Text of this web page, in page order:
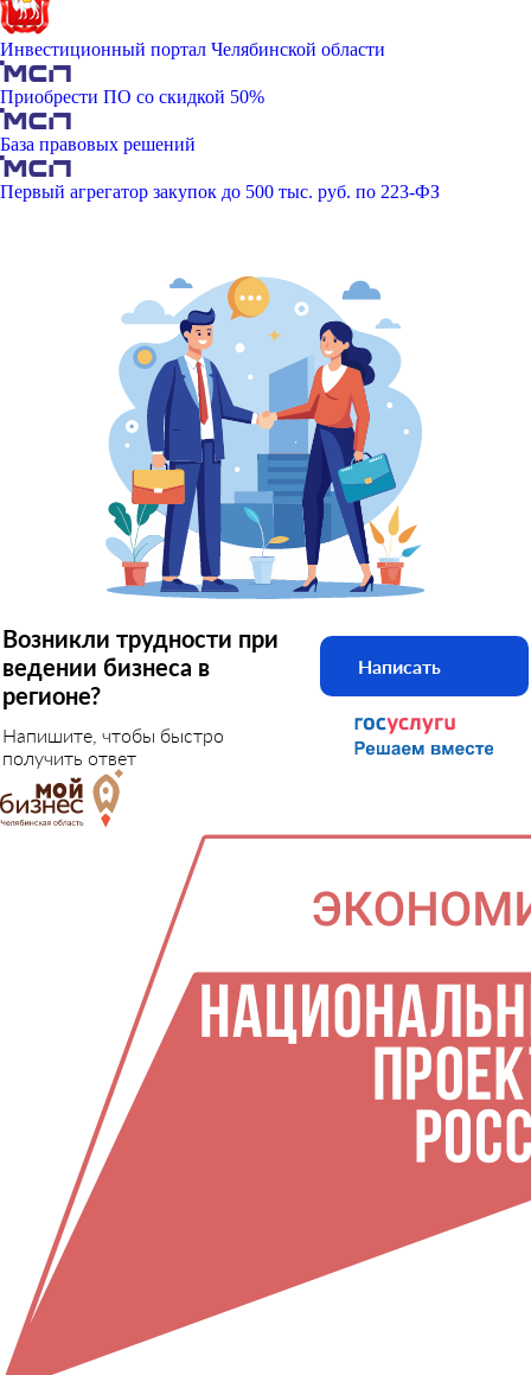
Инвестиционный портал Челябинской области
Приобрести ПО со скидкой 50%
База правовых решений
Первый агрегатор закупок до 500 тыс. руб. по 223-ФЗ
Возникли трудности при
ведении бизнеса в
регионе?
Напишите, чтобы быстро
получить ответ
Написать